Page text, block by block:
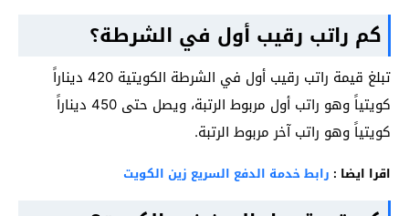
كم راتب رقيب أول في الشرطة؟
تبلغ قيمة راتب رقيب أول في الشرطة الكويتية 420 ديناراً
كويتياً وهو راتب أول مربوط الرتبة، ويصل حتى 450 ديناراً
كويتياً وهو راتب آخر مربوط الرتبة.
اقرا ايضا : رابط خدمة الدفع السريع زين الكويت